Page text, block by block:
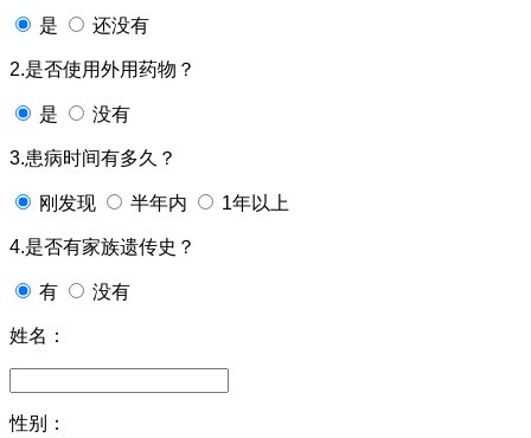
是 还没有
2.是否使用外用药物？
是 没有
3.患病时间有多久？
刚发现 半年内 1年以上
4.是否有家族遗传史？
有 没有
姓名：
性别：